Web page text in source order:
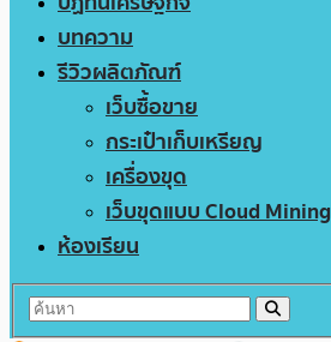
บทความ
รีวิวผลิตภัณฑ์
เว็บซื้อขาย
กระเป๋าเก็บเหรียญ
เครื่องขุด
เว็บขุดแบบ Cloud Mining
ห้องเรียน